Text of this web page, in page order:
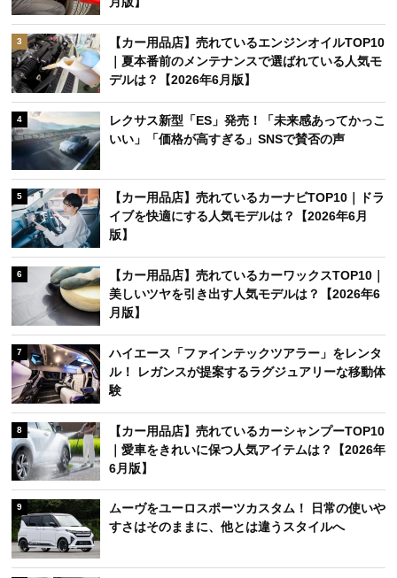
3
【カー用品店】売れているエンジンオイルTOP10
｜夏本番前のメンテナンスで選ばれている人気モ
デルは？【2026年6月版】
4
レクサス新型「ES」発売！「未来感あってかっこ
いい」「価格が高すぎる」SNSで賛否の声
5
【カー用品店】売れているカーナビTOP10｜ドラ
イブを快適にする人気モデルは？【2026年6月
版】
6
【カー用品店】売れているカーワックスTOP10｜
美しいツヤを引き出す人気モデルは？【2026年6
月版】
7
ハイエース「ファインテックツアラー」をレンタ
ル！ レガンスが提案するラグジュアリーな移動体
験
8
【カー用品店】売れているカーシャンプーTOP10
｜愛車をきれいに保つ人気アイテムは？【2026年
6月版】
9
ムーヴをユーロスポーツカスタム！ 日常の使いや
すさはそのままに、他とは違うスタイルへ